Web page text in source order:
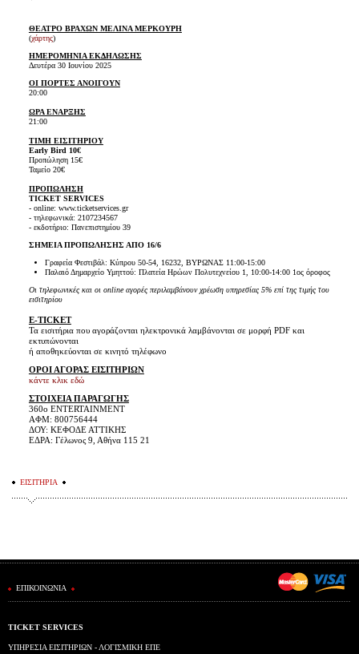
ΘΕΑΤΡΟ ΒΡΑΧΩΝ ΜΕΛΙΝΑ ΜΕΡΚΟΥΡΗ
(χάρτης)
ΗΜΕΡΟΜΗΝΙΑ ΕΚΔΗΛΩΣΗΣ
Δευτέρα 30 Ιουνίου 2025
ΟΙ ΠΟΡΤΕΣ ΑΝΟΙΓΟΥΝ
20:00
ΩΡΑ ΕΝΑΡΞΗΣ
21:00
ΤΙΜΗ ΕΙΣΙΤΗΡΙΟΥ
Early Bird 10€
Προπώληση 15€
Ταμείο 20€
ΠΡΟΠΩΛΗΣΗ
TICKET SERVICES
- online: www.ticketservices.gr
- τηλεφωνικά: 2107234567
- εκδοτήριο: Πανεπιστημίου 39
ΣΗΜΕΙΑ ΠΡΟΠΩΛΗΣΗΣ ΑΠΟ 16/6
Γραφεία Φεστιβάλ: Κύπρου 50-54, 16232, ΒΥΡΩΝΑΣ 11:00-15:00
Παλαιό Δημαρχείο Υμηττού: Πλατεία Ηρώων Πολυτεχνείου 1, 10:00-14:00 1ος όροφος
Οι τηλεφωνικές και οι online αγορές περιλαμβάνουν χρέωση υπηρεσίας 5% επί της τιμής του
εισιτηρίου
E-TICKET
Τα εισιτήρια που αγοράζονται ηλεκτρονικά λαμβάνονται σε μορφή PDF και
εκτυπώνονται
ή αποθηκεύονται σε κινητό τηλέφωνο
ΟΡΟΙ ΑΓΟΡΑΣ ΕΙΣΙΤΗΡΙΩΝ
κάντε κλικ εδώ
ΣΤΟΙΧΕΙΑ ΠΑΡΑΓΩΓΗΣ
360o ENTERTAINMENT
ΑΦΜ: 800756444
ΔΟΥ: ΚΕΦΟΔΕ ΑΤΤΙΚΗΣ
ΕΔΡΑ: Γέλωνος 9, Αθήνα 115 21
ΕΙΣΙΤΗΡΙΑ
ΕΠΙΚΟΙΝΩΝΙΑ
TICKET SERVICES
ΥΠΗΡΕΣΙΑ ΕΙΣΙΤΗΡΙΩΝ - ΛΟΓΙΣΜΙΚΗ ΕΠΕ